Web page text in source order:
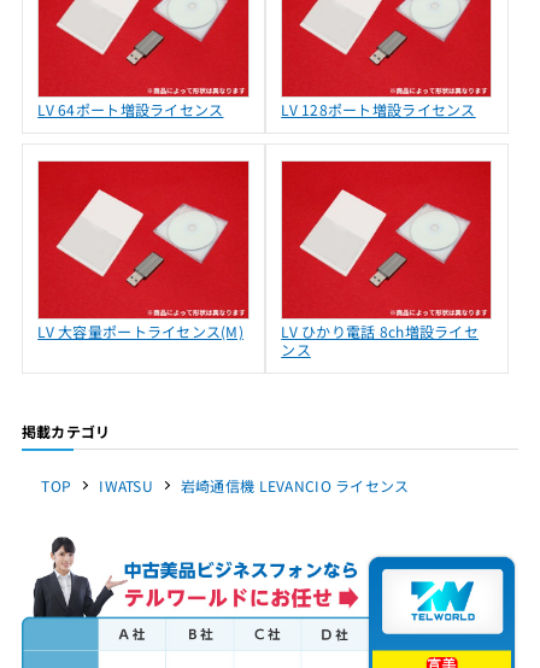
LV 64ポート増設ライセンス LV 128ポート増設ライセンス
LV 大容量ポートライセンス(M)
LV ひかり電話 8ch増設ライセ
ンス
掲載カテゴリ
TOP IWATSU 岩崎通信機 LEVANCIO ライセンス